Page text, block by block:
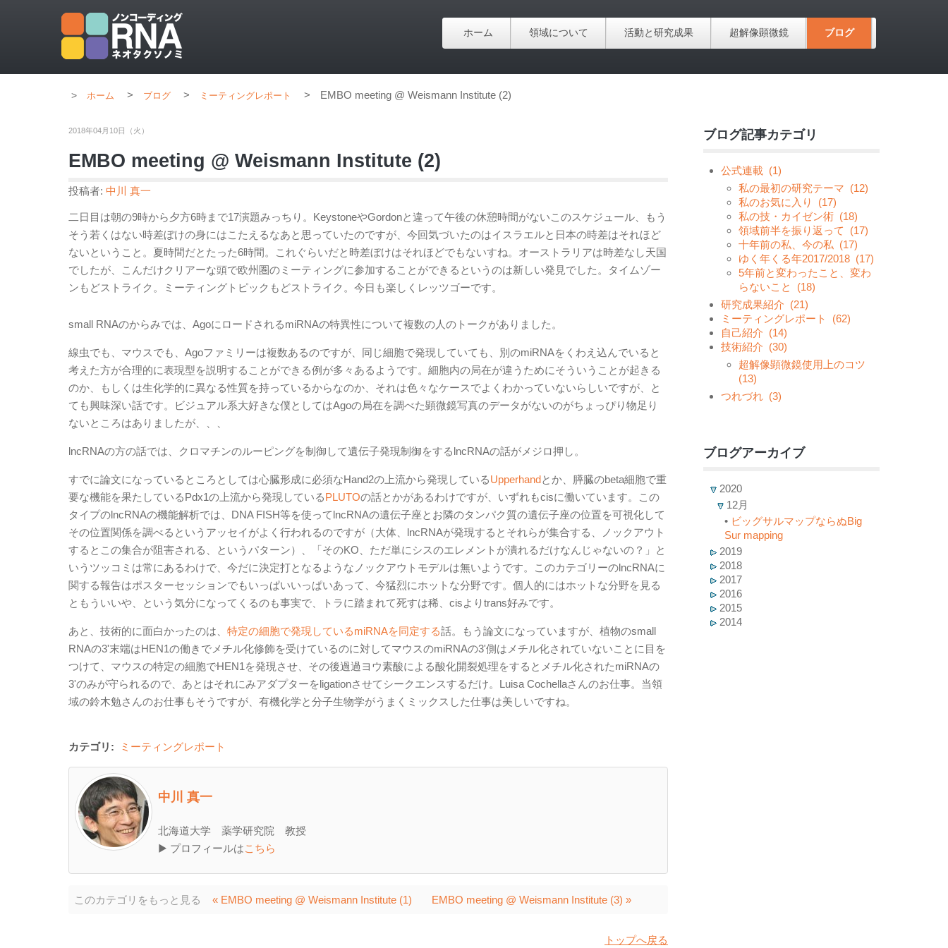
ホーム 領域について 活動と研究成果 超解像顕微鏡 ブログ
ホーム > ブログ > ミーティングレポート > EMBO meeting @ Weismann Institute (2)
2018年04月10日（火）
EMBO meeting @ Weismann Institute (2)
投稿者: 中川 真一
二日目は朝の9時から夕方6時まで17演題みっちり。KeystoneやGordonと違って午後の休憩時間がないこのスケジュール、もう
そう若くはない時差ぼけの身にはこたえるなあと思っていたのですが、今回気づいたのはイスラエルと日本の時差はそれほど
ないということ。夏時間だとたった6時間。これぐらいだと時差ぼけはそれほどでもないすね。オーストラリアは時差なし天国
でしたが、こんだけクリアーな頭で欧州圏のミーティングに参加することができるというのは新しい発見でした。タイムゾー
ンもどストライク。ミーティングトピックもどストライク。今日も楽しくレッツゴーです。
small RNAのからみでは、AgoにロードされるmiRNAの特異性について複数の人のトークがありました。
線虫でも、マウスでも、Agoファミリーは複数あるのですが、同じ細胞で発現していても、別のmiRNAをくわえ込んでいると
考えた方が合理的に表現型を説明することができる例が多々あるようです。細胞内の局在が違うためにそういうことが起きる
のか、もしくは生化学的に異なる性質を持っているからなのか、それは色々なケースでよくわかっていないらしいですが、と
ても興味深い話です。ビジュアル系大好きな僕としてはAgoの局在を調べた顕微鏡写真のデータがないのがちょっぴり物足り
ないところはありましたが、、、
lncRNAの方の話では、クロマチンのルーピングを制御して遺伝子発現制御をするlncRNAの話がメジロ押し。
すでに論文になっているところとしては心臓形成に必須なHand2の上流から発現しているUpperhandとか、膵臓のbeta細胞で重
要な機能を果たしているPdx1の上流から発現しているPLUTOの話とかがあるわけですが、いずれもcisに働いています。この
タイプのlncRNAの機能解析では、DNA FISH等を使ってlncRNAの遺伝子座とお隣のタンパク質の遺伝子座の位置を可視化して
その位置関係を調べるというアッセイがよく行われるのですが（大体、lncRNAが発現するとそれらが集合する、ノックアウト
するとこの集合が阻害される、というパターン）、「そのKO、ただ単にシスのエレメントが潰れるだけなんじゃないの？」と
いうツッコミは常にあるわけで、今だに決定打となるようなノックアウトモデルは無いようです。このカテゴリーのlncRNAに
関する報告はポスターセッションでもいっぱいいっぱいあって、今猛烈にホットな分野です。個人的にはホットな分野を見る
ともういいや、という気分になってくるのも事実で、トラに踏まれて死すは稀、cisよりtrans好みです。
あと、技術的に面白かったのは、 特定の細胞で発現しているmiRNAを同定する話。もう論文になっていますが、植物のsmall
RNAの3'末端はHEN1の働きでメチル化修飾を受けているのに対してマウスのmiRNAの3'側はメチル化されていないことに目を
つけて、マウスの特定の細胞でHEN1を発現させ、その後過過ヨウ素酸による酸化開裂処理をするとメチル化されたmiRNAの
3'のみが守られるので、あとはそれにみアダプターをligationさせてシークエンスするだけ。Luisa Cochellaさんのお仕事。当領
域の鈴木勉さんのお仕事もそうですが、有機化学と分子生物学がうまくミックスした仕事は美しいですね。
カテゴリ: ミーティングレポート
中川 真一
北海道大学 薬学研究院 教授
▶ プロフィールはこちら
このカテゴリをもっと見る « EMBO meeting @ Weismann Institute (1) EMBO meeting @ Weismann Institute (3) »
トップへ戻る
ブログ記事カテゴリ
公式連載 (1)
私の最初の研究テーマ (12)
私のお気に入り
(17)
私の技・カイゼン術 (18)
領域前半を振り返って
(17)
十年前の私、今の私 (17)
ゆく年くる年2017/2018 (17)
5年前と変わったこと、変わ
らないこと
(18)
研究成果紹介 (21)
ミーティングレポート
(62)
自己紹介 (14)
技術紹介 (30)
超解像顕微鏡使用上のコツ
(13)
つれづれ (3)
ブログアーカイブ
2020
12月
• ビッグサルマップならぬBig
Sur mapping
2019
2018
2017
2016
2015
2014